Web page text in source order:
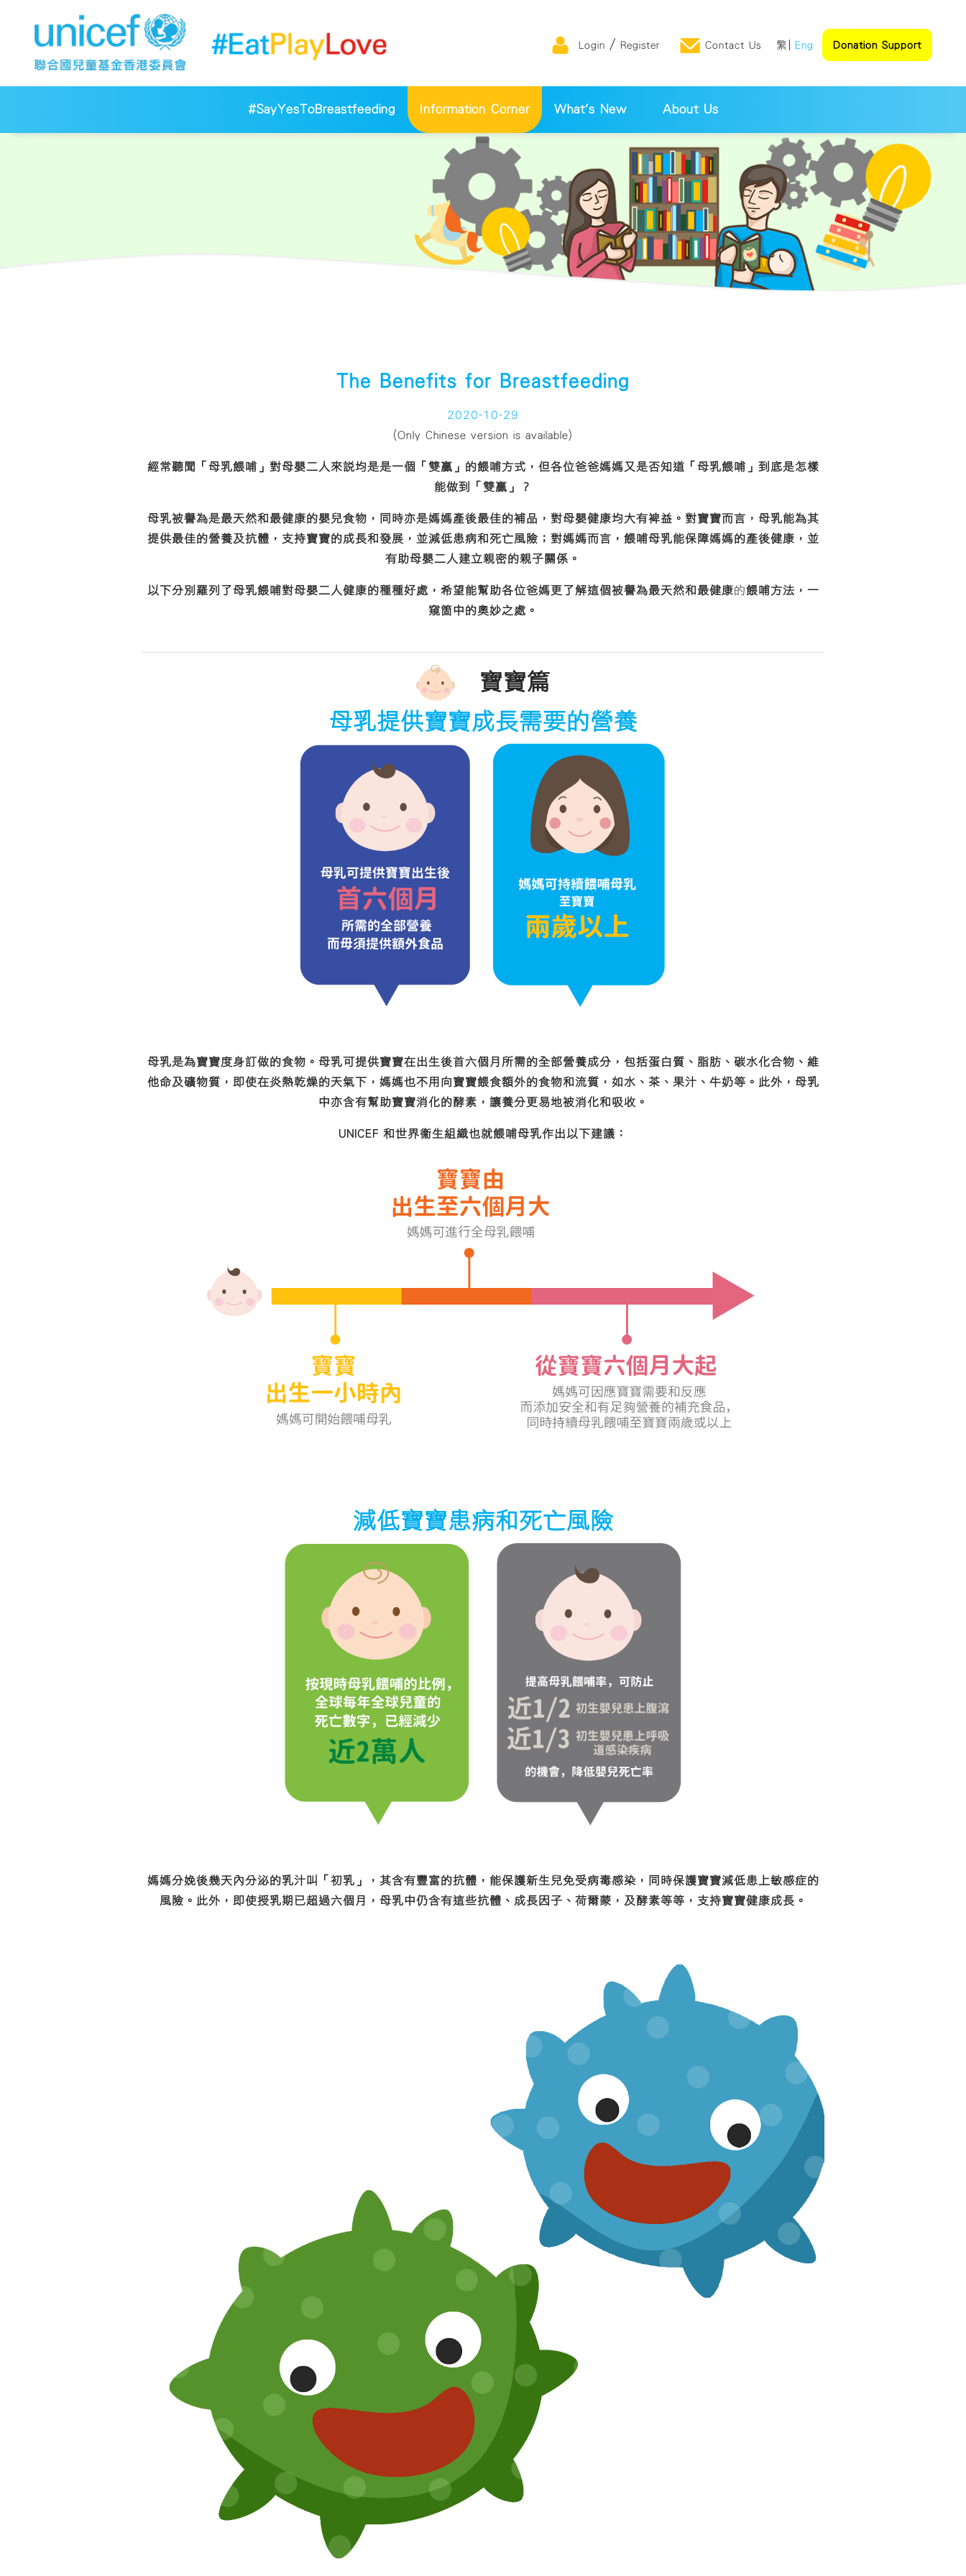
Login / Register Contact Us 繁 Eng Donation Support
#SayYesToBreastfeeding Information Corner What's New About Us
The Benefits for Breastfeeding
2020-10-29
(Only Chinese version is available)
經常聽聞「母乳餵哺」對母嬰二人來說均是是一個「雙贏」的餵哺方式，但各位爸爸媽媽又是否知道「母乳餵哺」到底是怎樣
能做到「雙贏」？
母乳被譽為是最天然和最健康的嬰兒食物，同時亦是媽媽產後最佳的補品，對母嬰健康均大有裨益。對寶寶而言，母乳能為其
提供最佳的營養及抗體，支持寶寶的成長和發展，並減低患病和死亡風險；對媽媽而言，餵哺母乳能保障媽媽的產後健康，並
有助母嬰二人建立親密的親子關係。
以下分別羅列了母乳餵哺對母嬰二人健康的種種好處，希望能幫助各位爸媽更了解這個被譽為最天然和最健康的餵哺方法，一
窺箇中的奧妙之處。
寶寶篇
母乳提供寶寶成長需要的營養
母乳是為寶寶度身訂做的食物。母乳可提供寶寶在出生後首六個月所需的全部營養成分，包括蛋白質、脂肪、碳水化合物、維
他命及礦物質，即使在炎熱乾燥的天氣下，媽媽也不用向寶寶餵食額外的食物和流質，如水、茶、果汁、牛奶等。此外，母乳
中亦含有幫助寶寶消化的酵素，讓養分更易地被消化和吸收。
UNICEF 和世界衞生組織也就餵哺母乳作出以下建議：
減低寶寶患病和死亡風險
媽媽分娩後幾天內分泌的乳汁叫「初乳」，其含有豐富的抗體，能保護新生兒免受病毒感染，同時保護寶寶減低患上敏感症的
風險。此外，即使授乳期已超過六個月，母乳中仍含有這些抗體、成長因子、荷爾蒙，及酵素等等，支持寶寶健康成長。